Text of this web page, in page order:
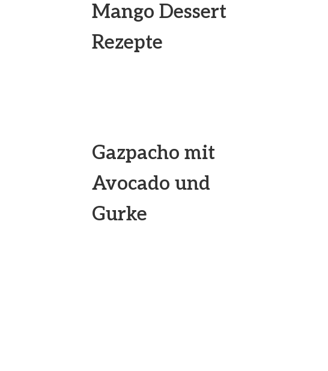
Mango Dessert
Rezepte
Gazpacho mit
Avocado und
Gurke